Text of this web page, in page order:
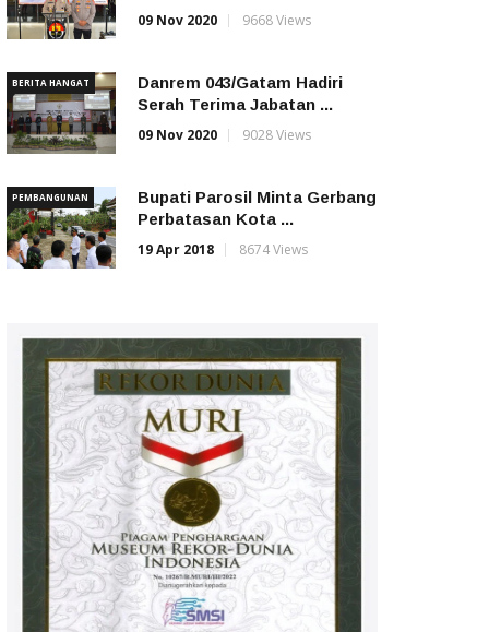
09 Nov 2020
9668 Views
BERITA HANGAT
Danrem 043/Gatam Hadiri
Serah Terima Jabatan ...
09 Nov 2020
9028 Views
PEMBANGUNAN
Bupati Parosil Minta Gerbang
Perbatasan Kota ...
19 Apr 2018
8674 Views